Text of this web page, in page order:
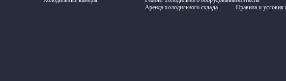
Аренда холодильного склада
Правила и условия